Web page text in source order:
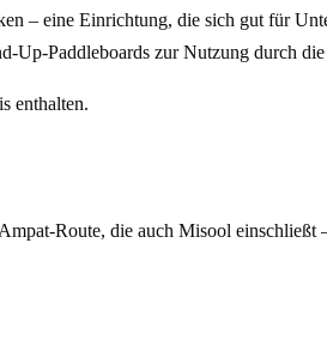
– eine Einrichtung, die sich gut für
Paddleboards zur Nutzung durch
enthalten.
Route, die auch Misool